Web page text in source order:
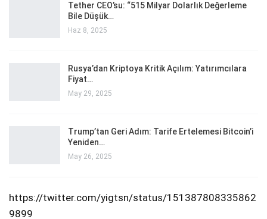
Tether CEO’su: “515 Milyar Dolarlık Değerleme
Bile Düşük…
Haz 8, 2025
Rusya’dan Kriptoya Kritik Açılım: Yatırımcılara
Fiyat…
May 29, 2025
Trump’tan Geri Adım: Tarife Ertelemesi Bitcoin’i
Yeniden…
May 26, 2025
https://twitter.com/yigtsn/status/151387808335862
9899